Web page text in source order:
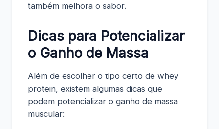
também melhora o sabor.
Dicas para Potencializar
o Ganho de Massa
Além de escolher o tipo certo de whey
protein, existem algumas dicas que
podem potencializar o ganho de massa
muscular: